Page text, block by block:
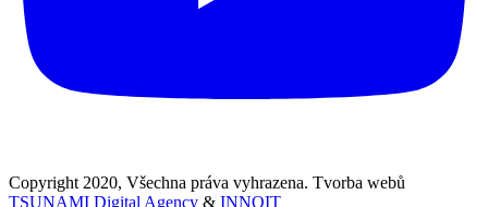
Copyright 2020, Všechna práva vyhrazena. Tvorba webů
TSUNAMI Digital Agency & INNOIT